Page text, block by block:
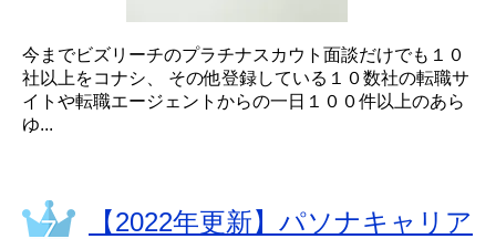
今までビズリーチのプラチナスカウト面談だけでも１０
社以上をコナシ、 その他登録している１０数社の転職サ
イトや転職エージェントからの一日１００件以上のあら
ゆ...
【2022年更新】パソナキャリア